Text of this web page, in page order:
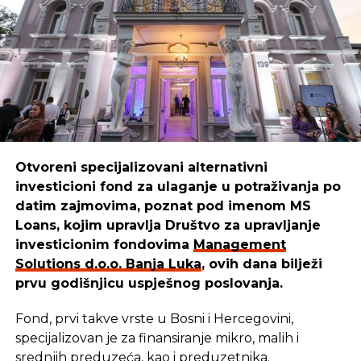
Boškoističe:
“Mi smo sredstva iskoristili da kreiramo,
unaprijedimo i pustimo u izdavaštvo udžbenike za
djecu, prilagođene raznim uzrastima. Danas naši
udžbenici pomažu mnogim mališanima da lakše
uče i odrastaju.”
REKLAMA
Cilj u Management Solutions -u ostaje isti: da
budemo pouzdan partner onima koji stvaraju,
razvijaju i unaprjeđuju našu zajednicu. Zato
nastavljaju istim putem — jer kada ulažu u ljude i
Otvoreni specijalizovani alternativni
investicioni fond za ulaganje u potraživanja po
datim zajmovima, poznat pod imenom MS
Loans, kojim upravlja Društvo za upravljanje
investicionim fondovima Management
Solutions d.o.o. Banja Luka, ovih dana bilježi
prvu godišnjicu uspješnog poslovanja.
Fond, prvi takve vrste u Bosni i Hercegovini,
specijalizovan je za finansiranje mikro, malih i
srednjih preduzeća, kao i preduzetnika.